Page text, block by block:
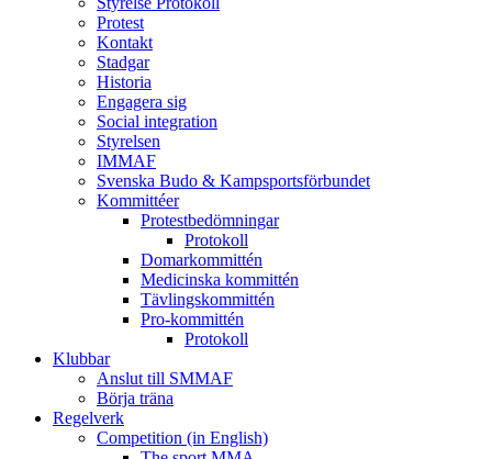
Protest
Kontakt
Stadgar
Historia
Engagera sig
Social integration
Styrelsen
IMMAF
Svenska Budo & Kampsportsförbundet
Kommittéer
Protestbedömningar
Protokoll
Domarkommittén
Medicinska kommittén
Tävlingskommittén
Pro-kommittén
Protokoll
Klubbar
Anslut till SMMAF
Börja träna
Regelverk
Competition (in English)